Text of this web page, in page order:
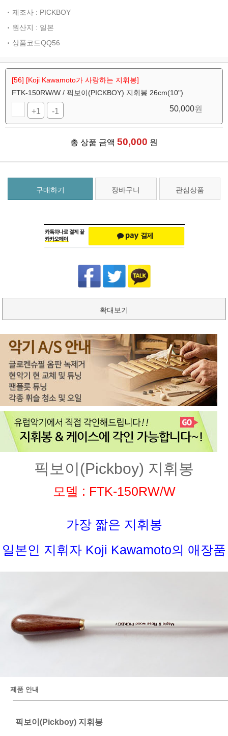
제조사 : PICKBOY
원산지 : 일본
상품코드QQ56
[56] [Koji Kawamoto가 사랑하는 지휘봉]
FTK-150RW/W / 픽보이(PICKBOY) 지휘봉 26cm(10")
+1 -1 50,000원
총 상품 금액 50,000 원
구매하기 장바구니 관심상품
확대보기
픽보이(Pickboy) 지휘봉
모델 : FTK-150RW/W
가장 짧은 지휘봉
일본인 지휘자 Koji Kawamoto의 애장품
제품 안내
픽보이(Pickboy) 지휘봉